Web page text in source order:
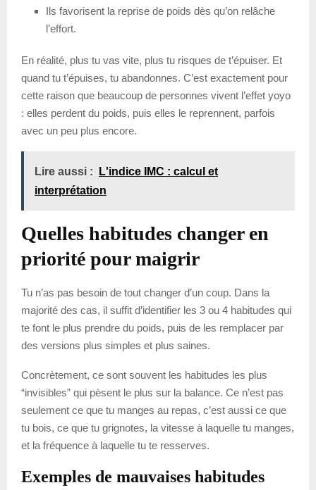
Ils favorisent la reprise de poids dès qu’on relâche
l’effort.
En réalité, plus tu vas vite, plus tu risques de t’épuiser. Et
quand tu t’épuises, tu abandonnes. C’est exactement pour
cette raison que beaucoup de personnes vivent l’effet yoyo
: elles perdent du poids, puis elles le reprennent, parfois
avec un peu plus encore.
Lire aussi :
L'indice IMC : calcul et
interprétation
Quelles habitudes changer en
priorité pour maigrir
Tu n’as pas besoin de tout changer d’un coup. Dans la
majorité des cas, il suffit d’identifier les 3 ou 4 habitudes qui
te font le plus prendre du poids, puis de les remplacer par
des versions plus simples et plus saines.
Concrètement, ce sont souvent les habitudes les plus
“invisibles” qui pèsent le plus sur la balance. Ce n’est pas
seulement ce que tu manges au repas, c’est aussi ce que
tu bois, ce que tu grignotes, la vitesse à laquelle tu manges,
et la fréquence à laquelle tu te resserves.
Exemples de mauvaises habitudes